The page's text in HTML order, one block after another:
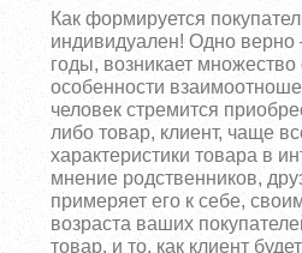
Как формируется
индивидуален! Одно верно
годы, возникает
особенности
человек стремится
либо товар, клиент, чаще
характеристики товара в
мнение родственников,
примеряет его к себе,
возраста ваших
товар, и то, как клиент